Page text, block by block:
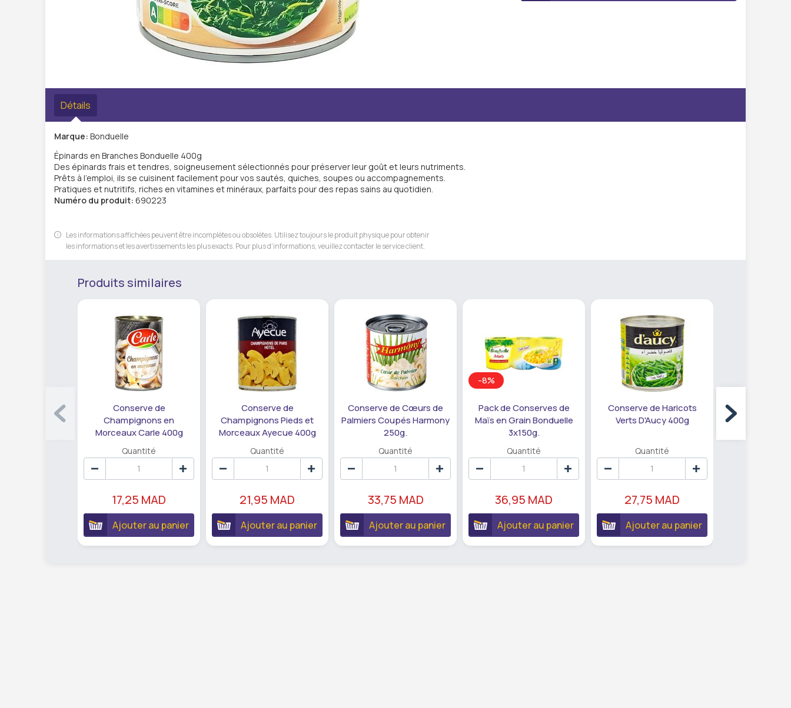
Détails
Marque: Bonduelle
Épinards en Branches Bonduelle 400g
Des épinards frais et tendres, soigneusement sélectionnés pour préserver leur goût et leurs nutriments.
Prêts à l’emploi, ils se cuisinent facilement pour vos sautés, quiches, soupes ou accompagnements.
Pratiques et nutritifs, riches en vitamines et minéraux, parfaits pour des repas sains au quotidien.
Numéro du produit: 690223
Les informations affichées peuvent être incomplètes ou obsolètes. Utilisez toujours le produit physique pour obtenir
les informations et les avertissements les plus exacts. Pour plus d'informations, veuillez contacter le service client.
Produits similaires
Conserve de
Champignons en
Morceaux Carle 400g
Quantité
17,25 MAD
Ajouter au panier
Conserve de
Champignons Pieds et
Morceaux Ayecue 400g
Quantité
21,95 MAD
Ajouter au panier
Conserve de Cœurs de
Palmiers Coupés Harmony
250g.
Quantité
33,75 MAD
Ajouter au panier
-8%
Pack de Conserves de
Maïs en Grain Bonduelle
3x150g.
Quantité
36,95 MAD
Ajouter au panier
Conserve de Haricots
Verts D'Aucy 400g
Quantité
27,75 MAD
Ajouter au panier